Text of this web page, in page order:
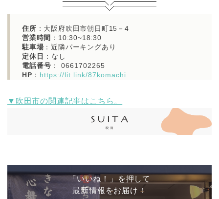
住所 ：大阪府吹田市朝日町15－4
営業時間 ：10:30~18:30
駐車場 ：近隣パーキングあり
定休日
：なし
電話番号 ： 0661702265
HP ： https://lit.link/87komachi
▼吹田市の関連記事はこちら。
「いいね！」を押して
最新情報をお届け！